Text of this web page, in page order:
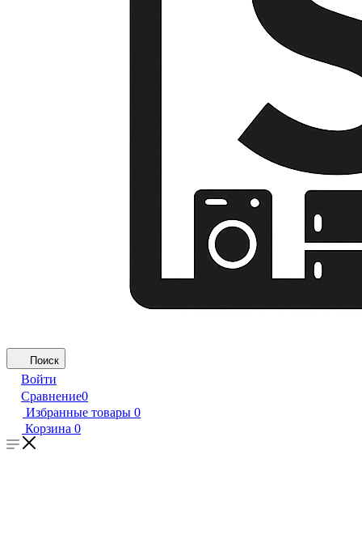
Поиск
Войти
Сравнение0
Избранные товары 0
Корзина 0